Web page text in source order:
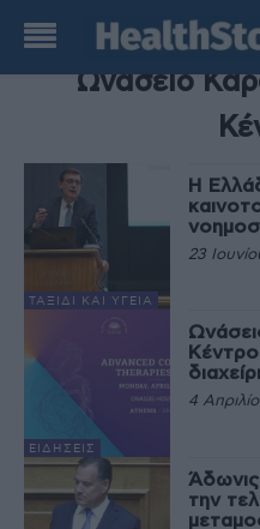
Ωνάσειο
ΤΑΞΊΔΙ ΚΑΙ ΥΓΕΊΑ
Η
23
ΕΙΔΉΣΕΙΣ
4
την